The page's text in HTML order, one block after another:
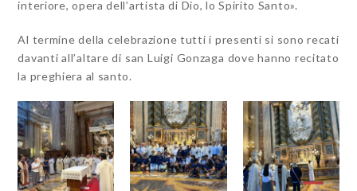
interiore, opera dell’artista di Dio, lo Spirito Santo».
Al termine della celebrazione tutti i presenti si sono recati
davanti all’altare di san Luigi Gonzaga dove hanno recitato
la preghiera al santo.